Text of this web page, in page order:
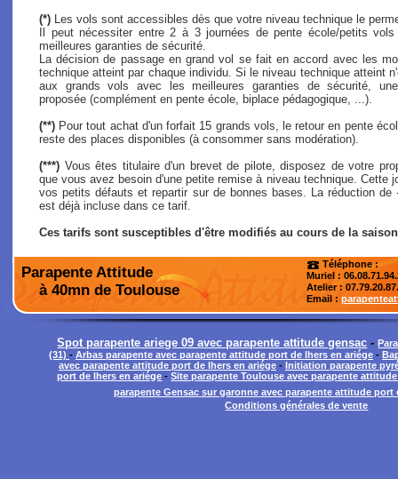
(*) Les vols sont accessibles dès que votre niveau technique le
Il peut nécessiter entre 2 à 3 journées de pente école/petits
meilleures garanties de sécurité.
La décision de passage en grand vol se fait en accord avec les
technique atteint par chaque individu. Si le niveau technique atteint
aux grands vols avec les meilleures garanties de sécurité,
proposée (complément en pente école, biplace pédagogique, ...).
(**) Pour tout achat d'un forfait 15 grands vols, le retour en pente
reste des places disponibles (à consommer sans modération).
(***) Vous êtes titulaire d'un brevet de pilote, disposez de votre
que vous avez besoin d'une petite remise à niveau technique. Cette
vos petits défauts et repartir sur de bonnes bases. La réduction de
est déjà incluse dans ce tarif.
Ces tarifs sont susceptibles d'être modifiés au cours de la
Parapente Attitude
à 40mn de Toulouse
Téléphone :
Muriel :
Atelier:
Email :
Spot parapente ariege 09 avec parapente attitude gensac -
(31) - Arbas parapente avec parapente attitude port de lhers en ariége -
avec parapente attitude port de lhers en ariége - Initiation parapente
port de lhers en ariége -Site parapente Toulouse avec parapente
parapente Gensac sur garonne avec parapente attitude port
Conditions générales de vente